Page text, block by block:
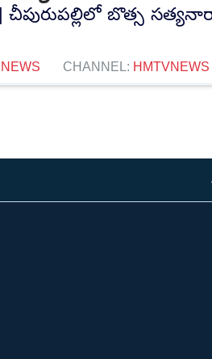
| చీపురుపల్లిలో బొత్స
NEWS CHANNEL: HMTVNEWS